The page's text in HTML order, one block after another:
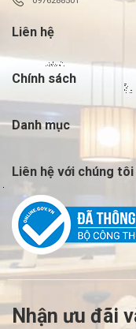
Liên hệ
Chính sách
Danh mục
Liên hệ với chúng tôi
Nhận ưu đãi